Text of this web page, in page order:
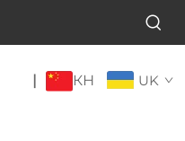
| КН UK